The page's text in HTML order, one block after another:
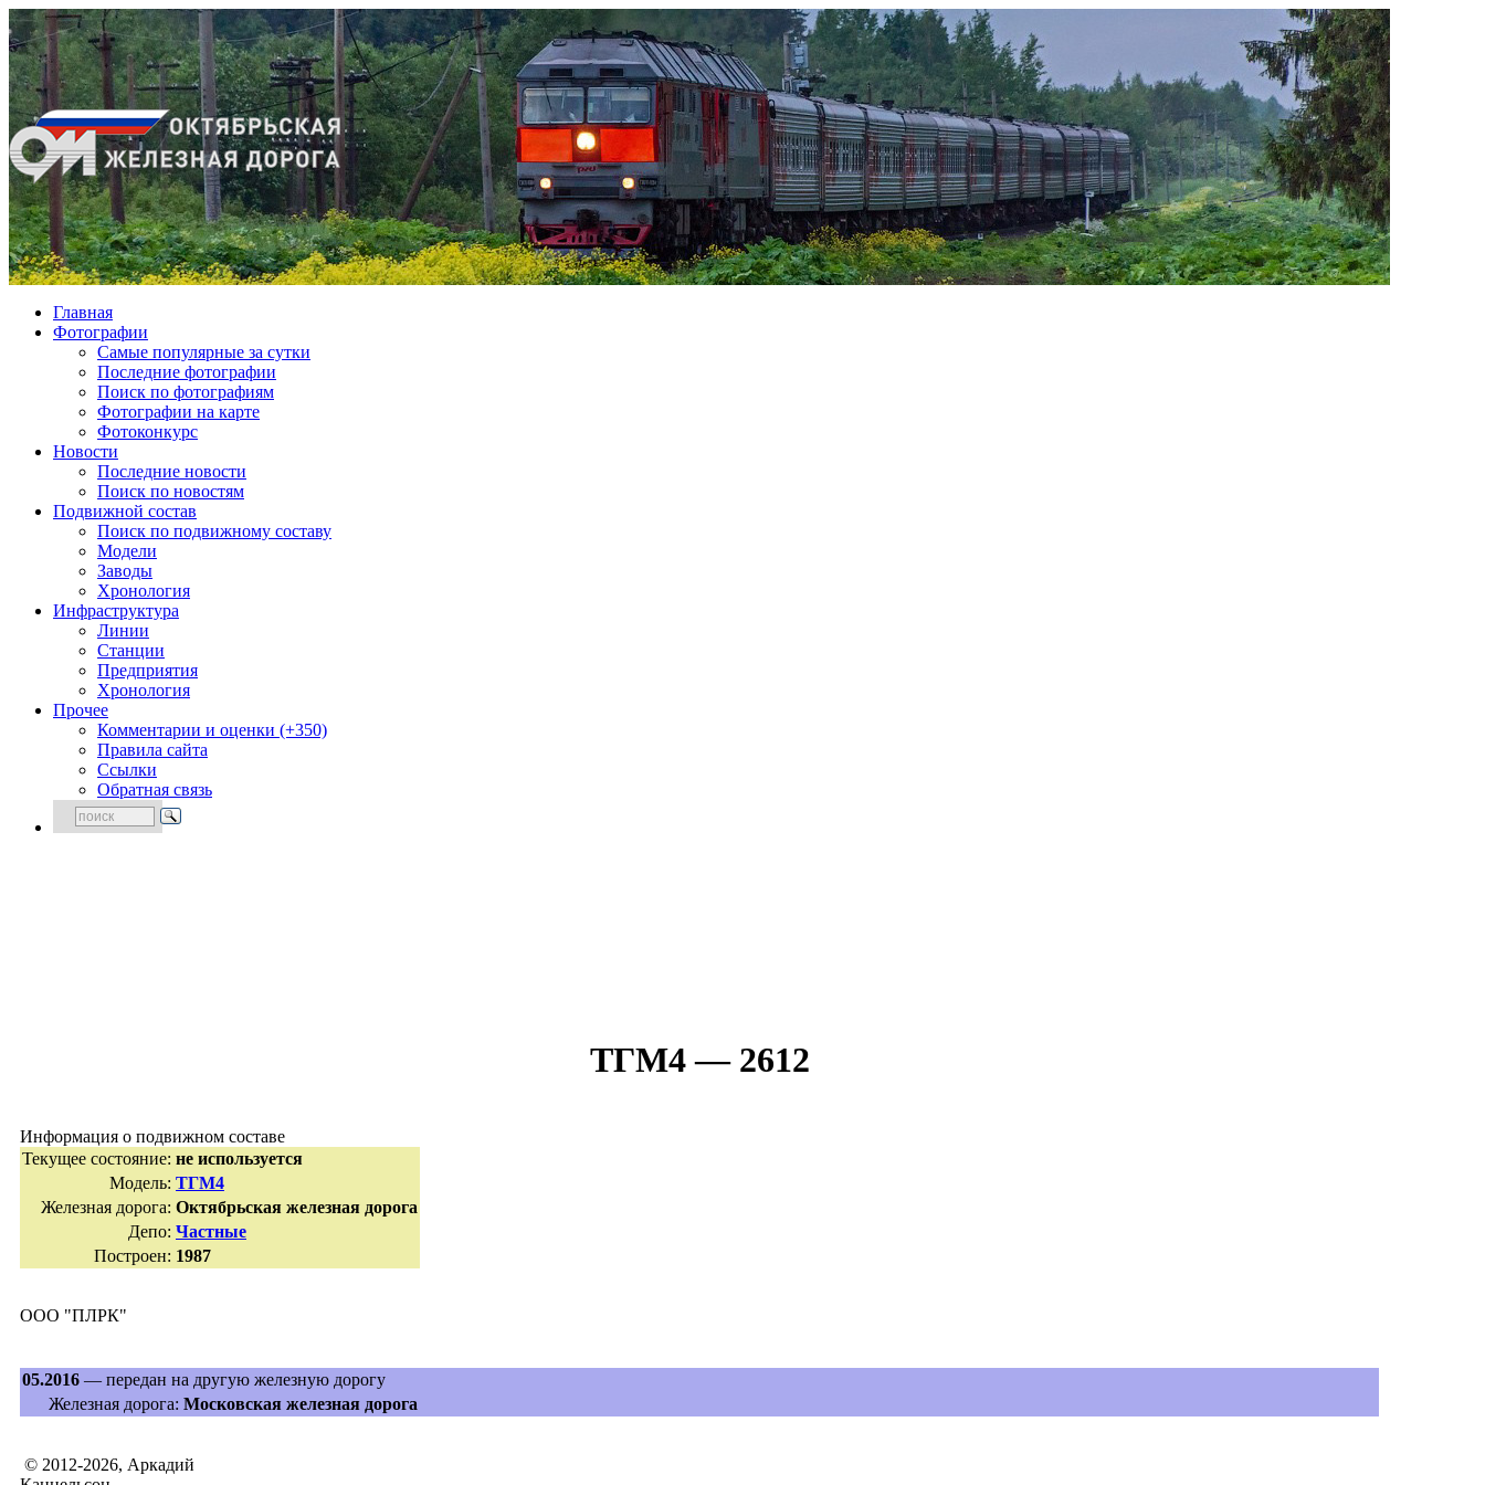
Главная
Фотографии
Cамые популярные за сутки
Последние фотографии
Поиск по фотографиям
Фотографии на карте
Фотоконкурс
Новости
Последние новости
Поиск по новостям
Подвижной состав
Поиск по подвижному составу
Модели
Заводы
Хронология
Инфраструктура
Линии
Станции
Предприятия
Хронология
Прочее
Комментарии и оценки (+350)
Правила сайта
Ссылки
Обратная связь
ТГМ4 — 2612
Информация о подвижном составе
Текущее состояние: не используется
Модель: ТГМ4
Железная дорога: Октябрьская железная дорога
Депо: Частные
Построен: 1987
ООО "ПЛРК"
05.2016 — передан на другую железную дорогу
Железная дорога: Московская железная дорога
© 2012-2026, Аркадий